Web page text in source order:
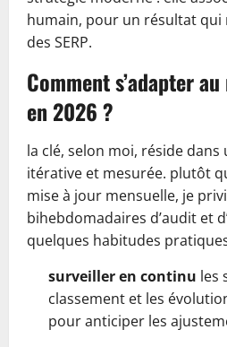
humain, pour un résultat qui
des SERP.
Comment s’adapter
en 2026 ?
la clé, selon moi, réside
itérative et mesurée. plutôt
mise à jour mensuelle, je
bihebdomadaires d’audit et
quelques habitudes
surveiller en continu les
classement et les
pour anticiper les